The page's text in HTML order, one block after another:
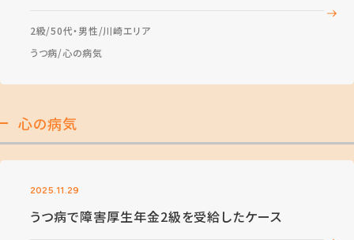
2級 50代・男性 川崎エリア
うつ病 心の病気
心の病気
2025.11.29
うつ病で障害厚生年金2級を受給したケース